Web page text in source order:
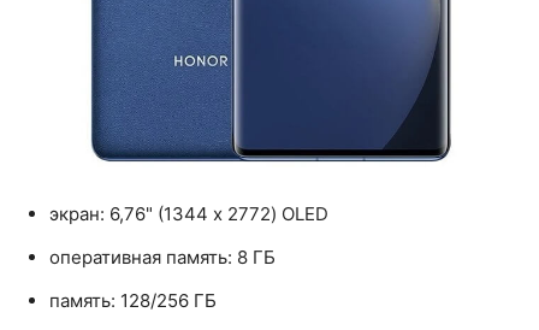
экран: 6,76" (1344 x 2772) OLED
оперативная память: 8 ГБ
память: 128/256 ГБ